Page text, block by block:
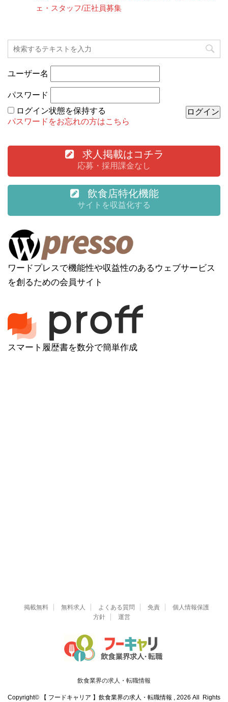
ェ・スタッフ/正社員募集
ユーザー名
パスワード
ログイン状態を保持する
パスワードをお忘れの方はこちら
求人掲載はコチラ
応募・採用課金なし
飲食店特化機能
サイトを収益化する
ワードプレスで機能性や収益性のあるウェブサービス
を創るための会員サイト
スマート履歴書を数分で簡単作成
掲載無料 無料求人 よくある質問 免責
個人情報保護
方針
運営
飲食業界の求人・転職情報
Copyright© 【 フードキャリア 】飲食業界の求人・転職情報 , 2026 All Rights